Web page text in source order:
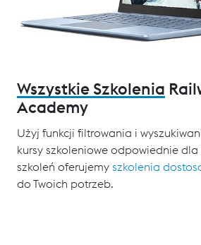
Wszystkie Szkolenia
Academy
Użyj funkcji filtrowania i
kursy szkoleniowe odpowiednie
szkoleń oferujemy szkolenia
do Twoich potrzeb.